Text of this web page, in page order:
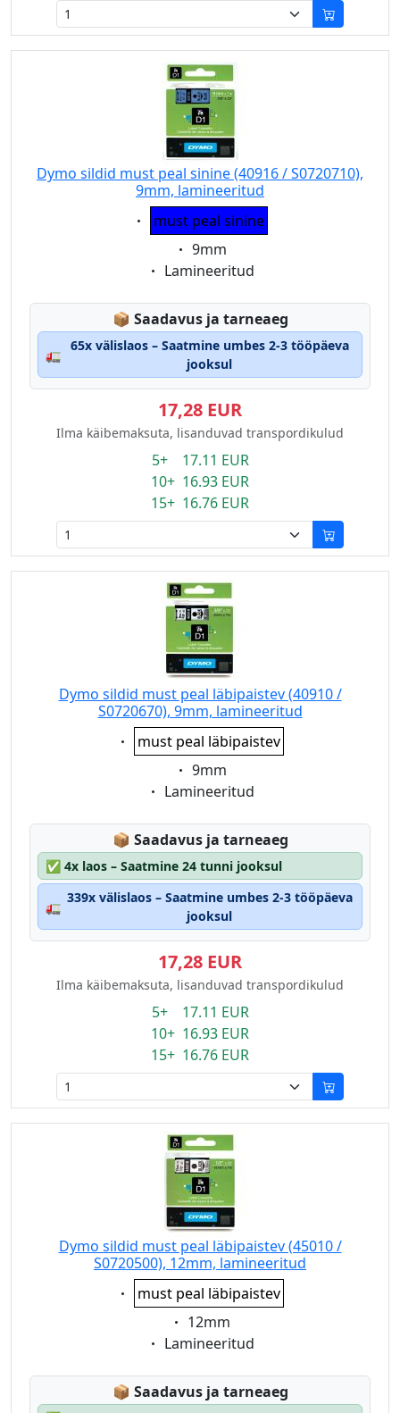
Dymo sildid must peal sinine (40916 / S0720710),
9mm, lamineeritud
Eigenschaft:
must peal sinine
Eigenschaft:
9mm
Eigenschaft:
Lamineeritud
📦 Lagerstatus:
Saadavus ja tarneaeg
🚛
65x välislaos – Saatmine umbes 2-3 tööpäeva
jooksul
17,28 EUR
Ilma käibemaksuta, lisanduvad transpordikulud
5+ 17.11 EUR
10+ 16.93 EUR
15+ 16.76 EUR
Dymo sildid must peal läbipaistev (40910 /
S0720670), 9mm, lamineeritud
Eigenschaft:
must peal läbipaistev
Eigenschaft:
9mm
Eigenschaft:
Lamineeritud
📦 Lagerstatus:
Saadavus ja tarneaeg
✅ 4x laos – Saatmine 24 tunni jooksul
🚛
339x välislaos – Saatmine umbes 2-3 tööpäeva
jooksul
17,28 EUR
Ilma käibemaksuta, lisanduvad transpordikulud
5+ 17.11 EUR
10+ 16.93 EUR
15+ 16.76 EUR
Dymo sildid must peal läbipaistev (45010 /
S0720500), 12mm, lamineeritud
Eigenschaft:
must peal läbipaistev
Eigenschaft:
12mm
Eigenschaft:
Lamineeritud
📦 Lagerstatus:
Saadavus ja tarneaeg